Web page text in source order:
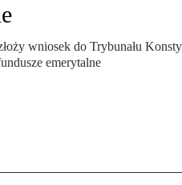
wniosek do Trybunału
emerytalne